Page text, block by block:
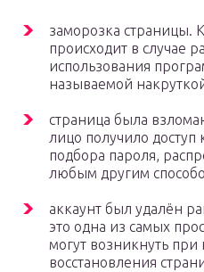
заморозка страницы.
происходит в случае
использования
называемой
страница была
лицо получило доступ
подбора пароля,
любым другим
аккаунт был удалён
это одна из самых
могут возникнуть при
восстановления